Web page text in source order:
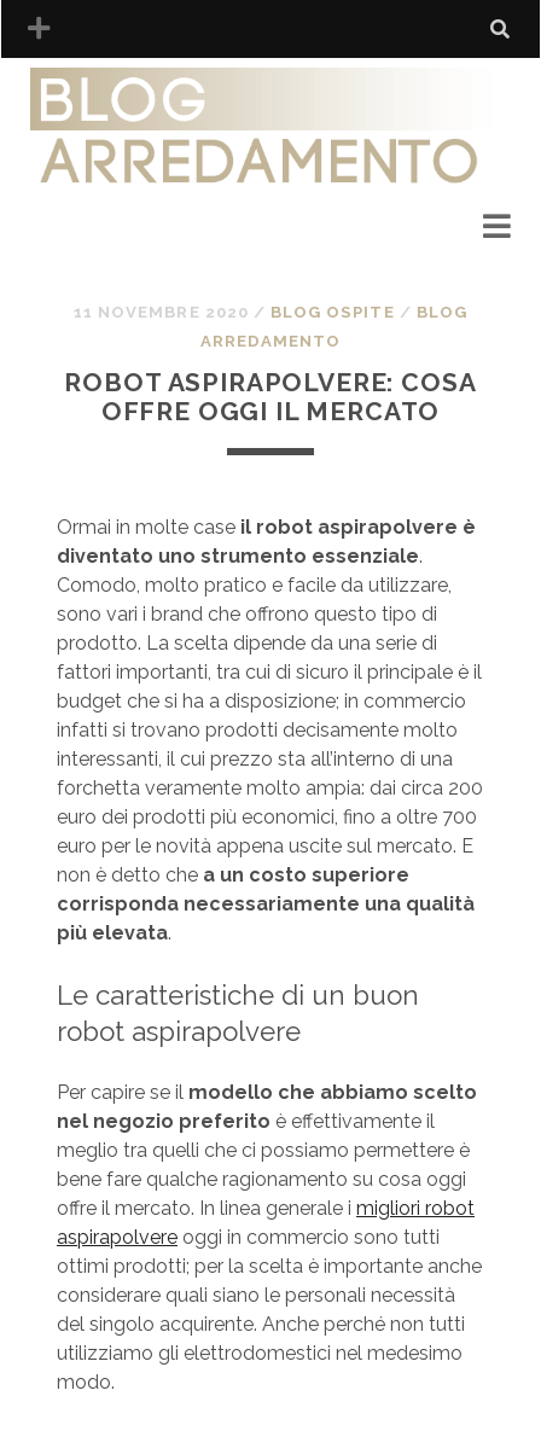
11 NOVEMBRE 2020 / BLOG OSPITE / BLOG
ARREDAMENTO
ROBOT ASPIRAPOLVERE: COSA
OFFRE OGGI IL MERCATO
Ormai in molte case il robot aspirapolvere è
diventato uno strumento essenziale.
Comodo, molto pratico e facile da utilizzare,
sono vari i brand che offrono questo tipo di
prodotto. La scelta dipende da una serie di
fattori importanti, tra cui di sicuro il principale è il
budget che si ha a disposizione; in commercio
infatti si trovano prodotti decisamente molto
interessanti, il cui prezzo sta all’interno di una
forchetta veramente molto ampia: dai circa 200
euro dei prodotti più economici, fino a oltre 700
euro per le novità appena uscite sul mercato. E
non è detto che a un costo superiore
corrisponda necessariamente una qualità
più elevata.
Le caratteristiche di un buon
robot aspirapolvere
Per capire se il modello che abbiamo scelto
nel negozio preferito è effettivamente il
meglio tra quelli che ci possiamo permettere è
bene fare qualche ragionamento su cosa oggi
offre il mercato. In linea generale i migliori robot
aspirapolvereoggi in commercio sono tutti
ottimi prodotti; per la scelta è importante anche
considerare quali siano le personali necessità
del singolo acquirente. Anche perché non tutti
utilizziamo gli elettrodomestici nel medesimo
modo.